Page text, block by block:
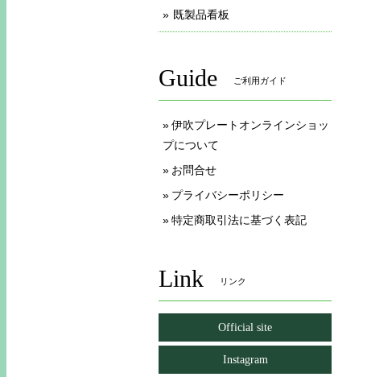
既製品看板
Guide ご利用ガイド
伊吹プレートオンラインショッ
プについて
お問合せ
プライバシーポリシー
特定商取引法に基づく表記
Link リンク
Official site
Instagram